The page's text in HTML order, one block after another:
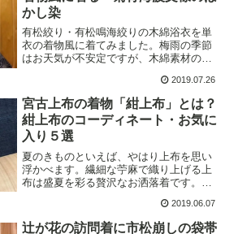
かし染
有松絞り・有松鳴海絞りの木綿浴衣を単
衣の着物風に着てみました。梅雨の季節
はお天気が不安定ですが、木綿素材の有
活用すれば、雨の日でも着物を楽しむこ
とが出来ます。私の場合、 夏単衣の頃か
ら着物熱が高まってくる…
2019.07.26
宮古上布の着物「紺上布」とは？
紺上布のコーディネート・お気に
入り５選
夏のきものといえば、やはり上布を思い
浮かべます。繊細な苧麻で織り上げる上
布は盛夏を彩る贅沢なお洒落着です。夏
布が気になると思いますが、その中でも
宮古上布や越後上布、芭蕉布などは憧れ
2019.06.07
辻が花の訪問着に市松崩しの袋帯